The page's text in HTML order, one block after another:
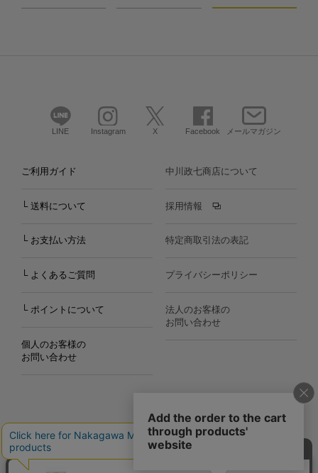
LINE Instagram X Facebook メールマガジン
ご利用ガイド
└ 送料について
└ お支払い方法
└ よくあるご質問
└ ポイントについて
個人のお客様の
お問い合わせ
中川政七商店について
採用情報
特定商取引法の表記
プライバシーポリシー
法人のお客様の
お問い合わせ
Copyright©2000